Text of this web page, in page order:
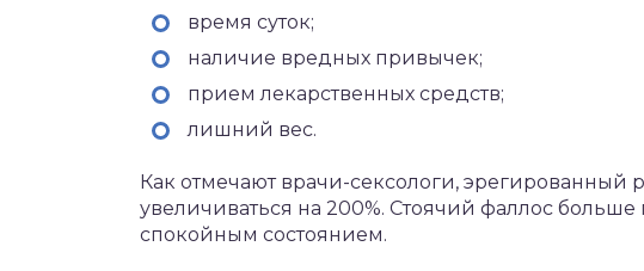
время суток;
наличие вредных привычек;
прием лекарственных средств;
лишний вес.
Как отмечают врачи-сексологи, эрегированный
увеличиваться на 200%. Стоячий фаллос
спокойным состоянием.